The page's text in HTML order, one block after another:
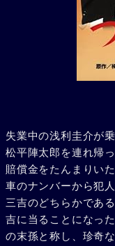
失業中の浅利圭介が
松平陣太郎を連れ帰
賠償金をたんまりい
車のナンバーから犯
三吉のどちらかであ
吉に当ることになっ
の末孫と称し、珍奇